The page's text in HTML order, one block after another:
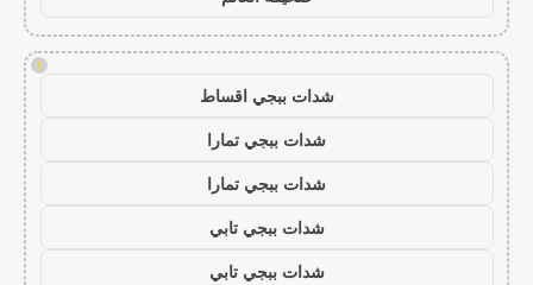
!
شدات ببجي اقساط
شدات ببجي تمارا
شدات ببجي تمارا
شدات ببجي تابي
شدات ببجي تابي